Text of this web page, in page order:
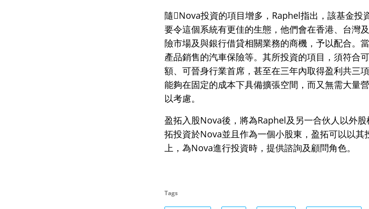
隨Nova投資的項目增多，Raphel指出，該基金投
要令這個系統有更佳的生態，他們會在香港、台灣
險市場及與銀行借貸相關業務的商機，予以配合。
產品銷售的汽車保險等。其所投資的項目，須符合
額、可晉身行業首席，甚至在三年內取得盈利共三
能夠在固定的成本下具備擴張空間，而又無需大量
以考慮。
盈拓入股Nova後，將為Raphel及另一合伙人以外
拓投資於Nova並且作為一個小股東，盈拓可以以
上，為Nova進行投資時，提供諮詢及顧問角色。
Tags